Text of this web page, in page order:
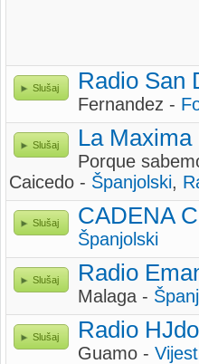
Slušaj Radio San
Fernandez -
Slušaj La Maxima
Porque
Caicedo - Španjolski,
Slušaj CADENA
Španjolski
Slušaj Radio
Malaga -
Slušaj Radio
Guamo -